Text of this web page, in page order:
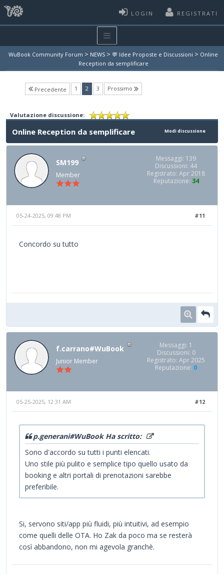
LOGIN REGISTRATI
WuBook Community Forum > NEWS > 💬 Idee Proposte e Discussioni > Online
Reception da semplificare
Precedente 1 2(current)
3 Prossimo
Valutazione discussione:
Modi discussione
Online Reception da semplificare
SM199
Member
Messaggi: 139
Discussioni: 44
Registrato: Apr 2018
Reputazione: 34
#11
05-24-2025, 09:48 PM
Concordo su tutto
f.carrano#WuBook
Junior Member
Messaggi: 1
Discussioni: 0
Registrato: Apr 2025
Reputazione: 0
#12
05-25-2025, 12:31 AM
p.generani#WuBook Ha scritto:
Sono d'accordo su tutti i punti elencati.
Uno stile più pulito e semplice tipo quello usato da
booking e altri portali di prenotazioni sarebbe
preferibile.
Si, servono siti/app più fluidi, più intuitivi, ad esempio
come quelli delle OTA. Ho Zak da poco ma se resterà
così abbandono, non mi agevola granchè.